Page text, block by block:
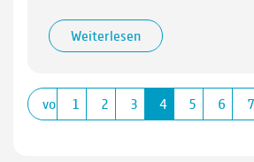
Weiterlesen
vorherige
1 2 3 4 5 6 7